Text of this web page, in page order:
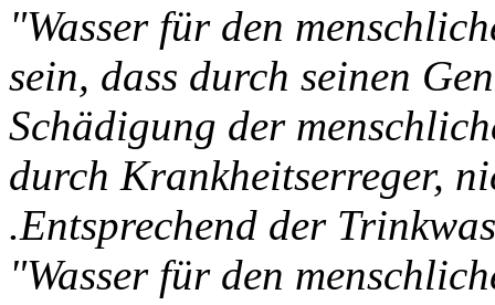
"Wasser für den
sein, dass durch seinen
Schädigung der
durch Krankheitserreger,
.Entsprechend der
"Wasser für den